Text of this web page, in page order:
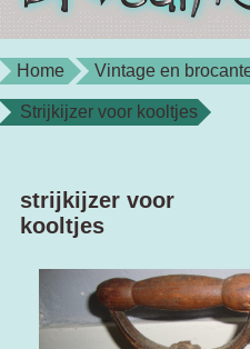
Home Vintage en
Strijkijzer voor kooltjes
strijkijzer voor
kooltjes